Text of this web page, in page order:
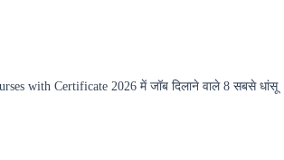
with Certificate 2026 में जॉब दिलाने वाले 8 सबसे धांसू